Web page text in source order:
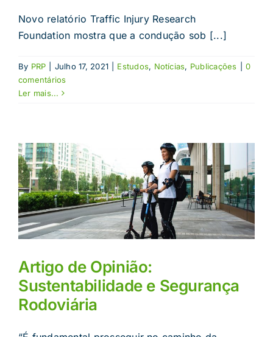
Novo relatório Traffic Injury Research
Foundation mostra que a condução sob [...]
By PRP Julho 17, 2021 Estudos, Notícias, Publicações
0
comentários
Ler mais...
Artigo de Opinião:
Sustentabilidade e Segurança
Rodoviária